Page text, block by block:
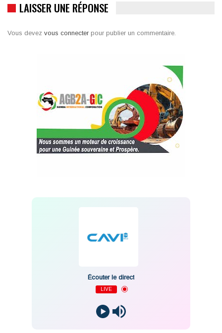
LAISSER UNE RÉPONSE
Vous devez vous connecter pour publier un commentaire.
Écouter le direct
LIVE